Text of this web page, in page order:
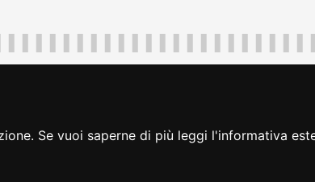
Se vuoi saperne di più leggi l'informativa
feedback cambio preferenze cookie loginFVG